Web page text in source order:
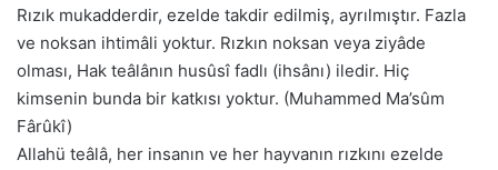
Rızık mukadderdir, ezelde takdir edilmiş, ayrılmıştır. Fazla
ve noksan ihtimâli yoktur. Rızkın noksan veya ziyâde
olması, Hak teâlânın husûsî fadlı (ihsânı) iledir. Hiç
kimsenin bunda bir katkısı yoktur. (Muhammed Ma’sûm
Fârûkî)
Allahü teâlâ, her insanın ve her hayvanın rızkını ezelde